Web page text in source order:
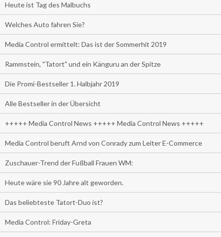
Heute ist Tag des Malbuchs
Welches Auto fahren Sie?
Media Control ermittelt: Das ist der Sommerhit 2019
Rammstein, "Tatort" und ein Känguru an der Spitze
Die Promi-Bestseller 1. Halbjahr 2019
Alle Bestseller in der Übersicht
+++++ Media Control News +++++ Media Control News +++++
Media Control beruft Arnd von Conrady zum Leiter E-Commerce
Zuschauer-Trend der Fußball Frauen WM:
Heute wäre sie 90 Jahre alt geworden.
Das beliebteste Tatort-Duo ist?
Media Control: Friday-Greta